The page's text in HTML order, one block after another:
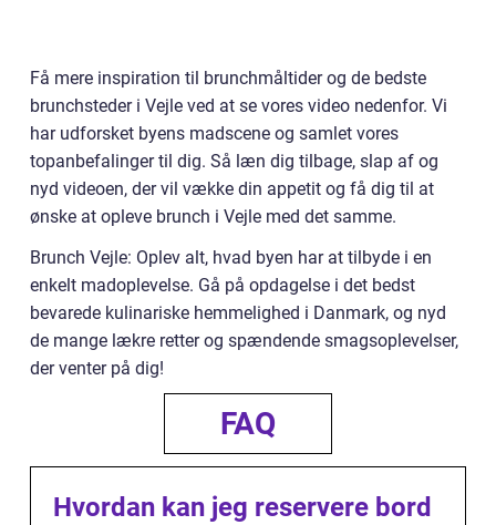
Få mere inspiration til brunchmåltider og de bedste
brunchsteder i Vejle ved at se vores video nedenfor. Vi
har udforsket byens madscene og samlet vores
topanbefalinger til dig. Så læn dig tilbage, slap af og
nyd videoen, der vil vække din appetit og få dig til at
ønske at opleve brunch i Vejle med det samme.
Brunch Vejle: Oplev alt, hvad byen har at tilbyde i en
enkelt madoplevelse. Gå på opdagelse i det bedst
bevarede kulinariske hemmelighed i Danmark, og nyd
de mange lækre retter og spændende smagsoplevelser,
der venter på dig!
FAQ
Hvordan kan jeg reservere bord